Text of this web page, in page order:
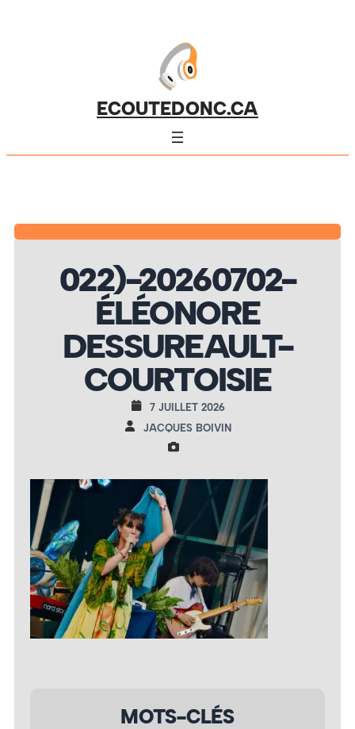
ECOUTEDONC.CA
022)-20260702-
ÉLÉONORE
DESSUREAULT-
COURTOISIE
7 JUILLET 2026
JACQUES BOIVIN
MOTS-CLÉS